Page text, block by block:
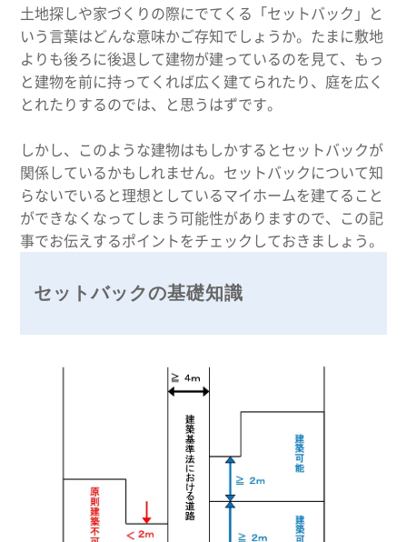
土地探しや家づくりの際にでてくる「セットバック」と
いう言葉はどんな意味かご存知でしょうか。たまに敷地
よりも後ろに後退して建物が建っているのを見て、もっ
と建物を前に持ってくれば広く建てられたり、庭を広く
とれたりするのでは、と思うはずです。
しかし、このような建物はもしかするとセットバックが
関係しているかもしれません。セットバックについて知
らないでいると理想としているマイホームを建てること
ができなくなってしまう可能性がありますので、この記
事でお伝えするポイントをチェックしておきましょう。
セットバックの基礎知識